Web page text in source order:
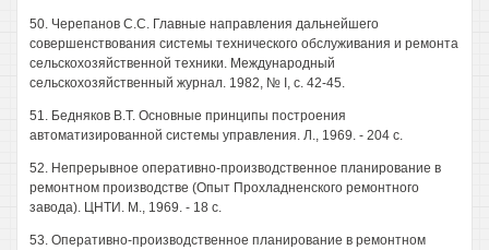
50. Черепанов С.С. Главные направления дальнейшего
совершенствования системы технического обслуживания и ремонта
сельскохозяйственной техники. Международный
сельскохозяйственный журнал. 1982, № I, с. 42-45.
51. Бедняков В.Т. Основные принципы построения
автоматизированной системы управления. Л., 1969. - 204 с.
52. Непрерывное оперативно-производственное планирование в
ремонтном производстве (Опыт Прохладненского ремонтного
завода). ЦНТИ. М., 1969. - 18 с.
53. Оперативно-производственное планирование в ремонтном